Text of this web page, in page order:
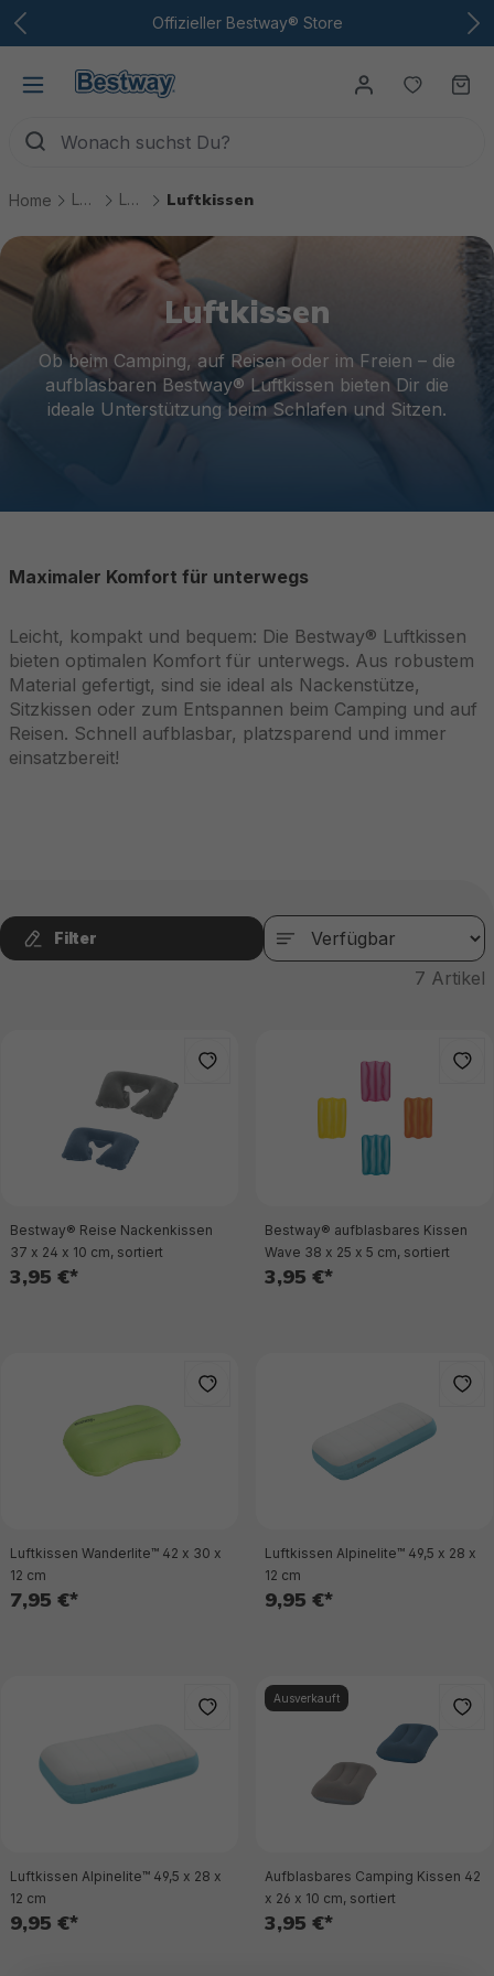
Zum Hauptinhalt Offizieller Bestway® Store
Du
Home Luftbetten & -möbel Luftmöbel Luftkissen
Luftkissen
Ob beim Camping, auf Reisen oder im Freien – die
aufblasbaren Bestway® Luftkissen bieten Dir die
ideale Unterstützung beim Schlafen und Sitzen.
Maximaler Komfort für unterwegs
Leicht, kompakt und bequem: Die Bestway® Luftkissen
bieten optimalen Komfort für unterwegs. Aus robustem
Material gefertigt, sind sie ideal als Nackenstütze,
Sitzkissen oder zum Entspannen beim Camping und auf
Reisen. Schnell aufblasbar, platzsparend und immer
einsatzbereit!
Filter
7 Artikel
Bestway® Reise Nackenkissen
37 x 24 x 10 cm, sortiert
3,95 €*
Bestway® aufblasbares Kissen
Wave 38 x 25 x 5 cm, sortiert
3,95 €*
Luftkissen Wanderlite™ 42 x 30 x
12 cm
7,95 €*
Luftkissen Alpinelite™ 49,5 x 28 x
12 cm
9,95 €*
Luftkissen Alpinelite™ 49,5 x 28 x
12 cm
9,95 €*
Ausverkauft
Aufblasbares Camping Kissen 42
x 26 x 10 cm, sortiert
3,95 €*